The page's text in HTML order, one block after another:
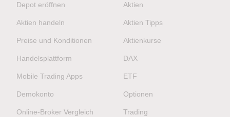
Depot eröffnen
Aktien handeln
Preise und Konditionen
Handelsplattform
Mobile Trading Apps
Demokonto
Online-Broker Vergleich
Aktien
Aktien Tipps
Aktienkurse
DAX
ETF
Optionen
Trading